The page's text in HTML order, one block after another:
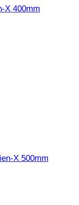
X 400mm
X 500mm